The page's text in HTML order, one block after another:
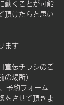
動くことが可能
頂けたらと思い
ます
宣伝チラシのご
の場所）
予約フォーム
をさせて頂きま